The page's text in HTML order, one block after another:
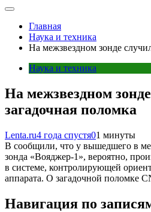
Главная
Наука и техника
На межзвездном зонде
Наука и техника
На межзвездном
загадочная поломка
Lenta.ru4 года спустя01 минуты
В сообщили, что у вышедшего в
зонда «Вояджер-1», вероятно,
в системе, контролирующей
аппарата. О загадочной поломке
Навигация по